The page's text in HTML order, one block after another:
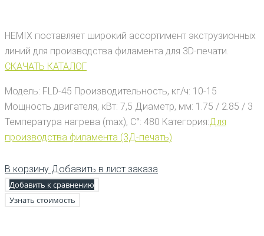
HEMIX поставляет широкий ассортимент экструзионных
линий для производства филамента для 3D-печати.
СКАЧАТЬ КАТАЛОГ
Модель: FLD-45 Производительность, кг/ч: 10-15
Мощность двигателя, кВт: 7,5 Диаметр, мм: 1.75 / 2.85 / 3
Температура нагрева (max), С°: 480 Категория:Для
производства филамента (3Д-печать)
В корзину Добавить в лист заказа
Добавить к сравнению
Узнать стоимость